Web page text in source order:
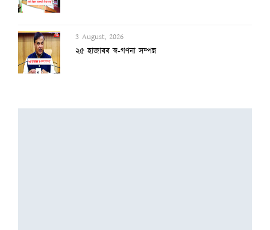
3 August, 2026
২৫ হাজাৰৰ স্ব-গণনা সম্পন্ন
অসমৰ বানক ৰাষ্ট্ৰীয় সমস্যা ঘোষণাৰ দাবীত...